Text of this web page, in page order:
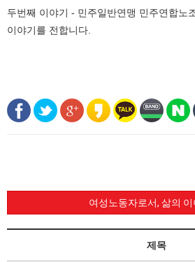
두번째 이야기 - 민주일반연맹 민주연합노
이야기를 전합니다.
여성노동자로서, 삶의
제목